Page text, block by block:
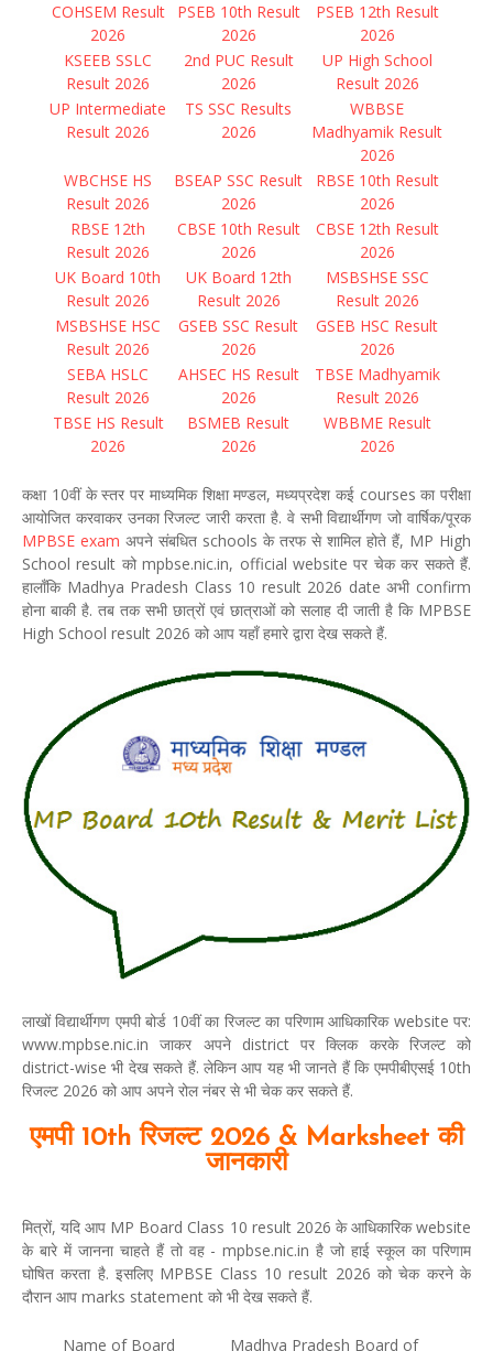
COHSEM Result
2026
PSEB 10th Result
2026
PSEB 12th Result
2026
KSEEB SSLC
Result 2026
2nd PUC Result
2026
UP High School
Result 2026
UP Intermediate
Result 2026
TS SSC Results
2026
WBBSE
Madhyamik Result
2026
WBCHSE HS
Result 2026
BSEAP SSC Result
2026
RBSE 10th Result
2026
RBSE 12th
Result 2026
CBSE 10th Result
2026
CBSE 12th Result
2026
UK Board 10th
Result 2026
UK Board 12th
Result 2026
MSBSHSE SSC
Result 2026
MSBSHSE HSC
Result 2026
GSEB SSC Result
2026
GSEB HSC Result
2026
SEBA HSLC
Result 2026
AHSEC HS Result
2026
TBSE Madhyamik
Result 2026
TBSE HS Result
2026
BSMEB Result
2026
WBBME Result
2026
कक्षा 10वीं के स्तर पर माध्यमिक शिक्षा मण्डल, मध्यप्रदेश कई courses का परीक्षा
आयोजित करवाकर उनका रिजल्ट जारी करता है. वे सभी विद्यार्थीगण जो वार्षिक/पूरक
MPBSE exam अपने संबधित schools के तरफ से शामिल होते हैं, MP High
School result को mpbse.nic.in, official website पर चेक कर सकते हैं.
हालाँकि Madhya Pradesh Class 10 result 2026 date अभी confirm
होना बाकी है. तब तक सभी छात्रों एवं छात्राओं को सलाह दी जाती है कि MPBSE
High School result 2026 को आप यहाँ हमारे द्वारा देख सकते हैं.
लाखों विद्यार्थीगण एमपी बोर्ड 10वीं का रिजल्ट का परिणाम आधिकारिक website पर:
www.mpbse.nic.in जाकर अपने district पर क्लिक करके रिजल्ट को
district-wise भी देख सकते हैं. लेकिन आप यह भी जानते हैं कि एमपीबीएसई 10th
रिजल्ट 2026 को आप अपने रोल नंबर से भी चेक कर सकते हैं.
एमपी 10th रिजल्ट 2026 & Marksheet की
जानकारी
मित्रों, यदि आप MP Board Class 10 result 2026 के आधिकारिक website
के बारे में जानना चाहते हैं तो वह - mpbse.nic.in है जो हाई स्कूल का परिणाम
घोषित करता है. इसलिए MPBSE Class 10 result 2026 को चेक करने के
दौरान आप marks statement को भी देख सकते हैं.
Name of Board
Madhya Pradesh Board of